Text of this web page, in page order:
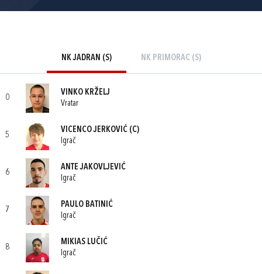
NK JADRAN (S) NK PRIMORAC (S)
0
VINKO KRŽELJ
Vratar
5
VICENCO JERKOVIĆ (C)
Igrač
6
ANTE JAKOVLJEVIĆ
Igrač
7
PAULO BATINIĆ
Igrač
8
MIKIAS LUČIĆ
Igrač